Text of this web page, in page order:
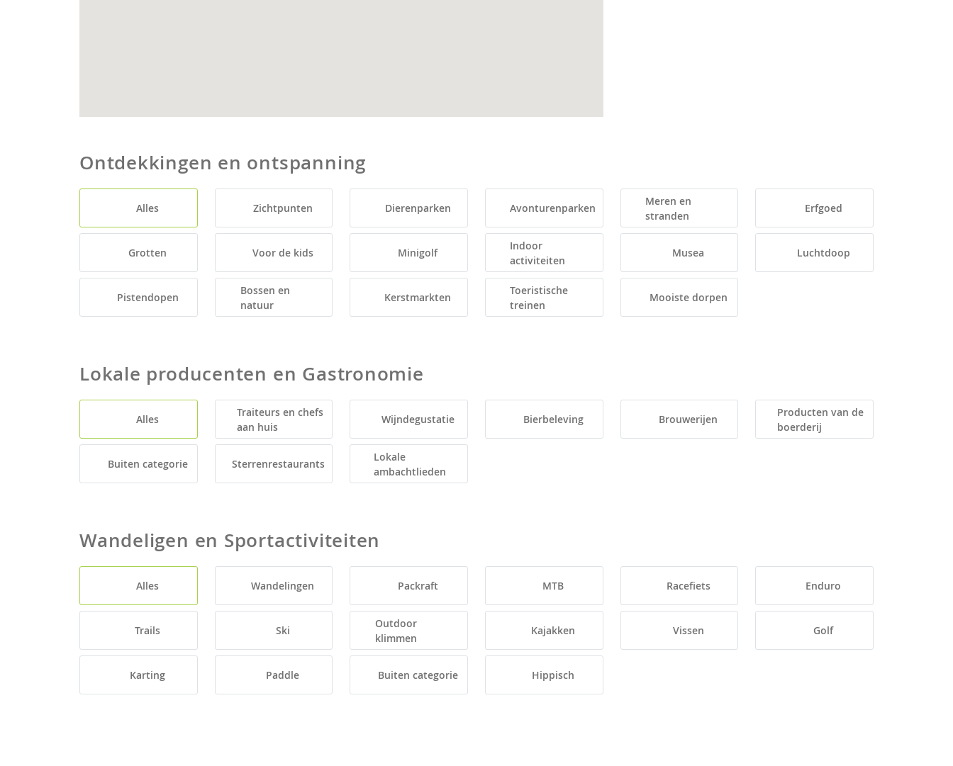
Ontdekkingen en ontspanning
Alles Zichtpunten Dierenparken Avonturenparken
Meren en
stranden
Erfgoed
Grotten Voor de kids Minigolf
Indoor
activiteiten
Musea Luchtdoop
Pistendopen
Bossen en
natuur
Kerstmarkten
Toeristische
treinen
Mooiste dorpen
Lokale producenten en Gastronomie
Alles
Traiteurs en chefs
aan huis
Wijndegustatie Bierbeleving Brouwerijen
Producten van de
boerderij
Buiten categorie Sterrenrestaurants
Lokale
ambachtlieden
Wandeligen en Sportactiviteiten
Alles Wandelingen Packraft MTB Racefiets Enduro
Trails Ski
Outdoor
klimmen
Kajakken Vissen Golf
Karting Paddle Buiten categorie Hippisch